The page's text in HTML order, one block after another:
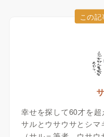
この
幸せを探して60才を超
サルとウサウサとシマ